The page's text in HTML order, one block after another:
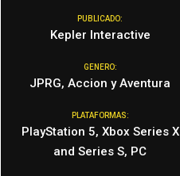
PUBLICADO:
Kepler Interactive
GENERO:
JPRG, Accion y Aventura
PLATAFORMAS:
PlayStation 5, Xbox Series X
and Series S, PC